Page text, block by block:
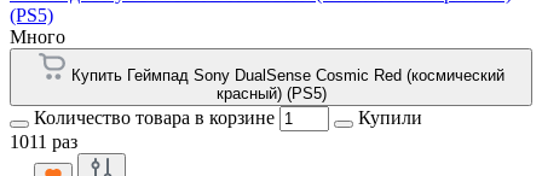
(PS5)
Много
Купить Геймпад Sony DualSense Cosmic Red (космический
красный) (PS5)
Количество товара в корзине
Купили
1011 раз